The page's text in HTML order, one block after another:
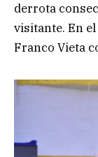
derrota
visitante. En
Franco Vieta